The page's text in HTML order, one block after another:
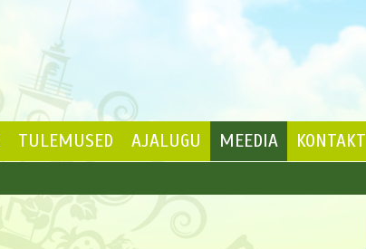
TULEMUSED AJALUGU MEEDIA KONTAKT